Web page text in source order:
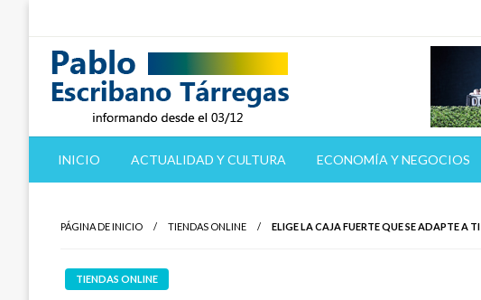
contenido
Pablo Escribano Tárregas
informando desde el 03/12
INICIO ACTUALIDAD Y CULTURA ECONOMÍA Y NEGOCIOS
PÁGINA DE INICIO TIENDAS ONLINE ELIGE LA CAJA FUERTE QUE SE ADAPTE A TI
TIENDAS ONLINE